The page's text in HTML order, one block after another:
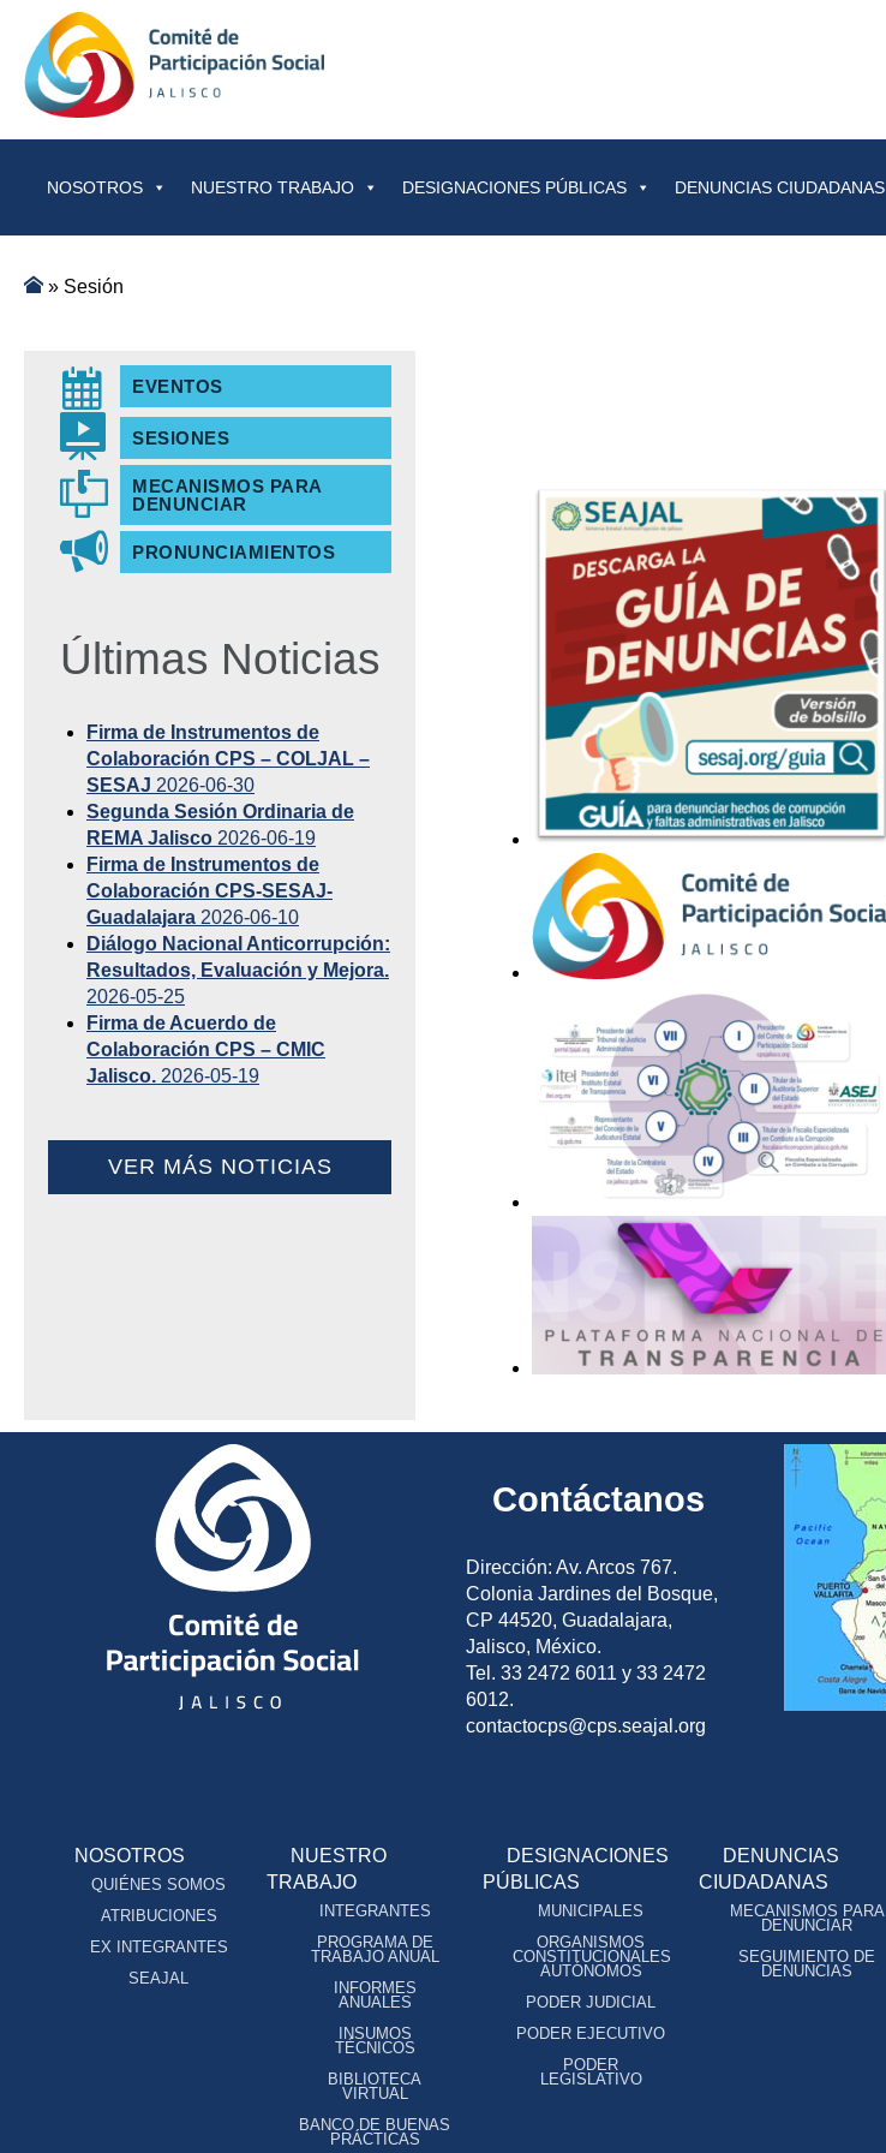
NOSOTROS NUESTRO TRABAJO DESIGNACIONES PÚBLICAS DENUNCIAS CIUDADANAS
» Sesión
EVENTOS
SESIONES
MECANISMOS PARA
DENUNCIAR
PRONUNCIAMIENTOS
Últimas Noticias
Firma de Instrumentos de
Colaboración CPS – COLJAL –
SESAJ 2026-06-30
Segunda Sesión Ordinaria de
REMA Jalisco 2026-06-19
Firma de Instrumentos de
Colaboración CPS-SESAJ-
Guadalajara 2026-06-10
Diálogo Nacional Anticorrupción:
Resultados, Evaluación y Mejora.
2026-05-25
Firma de Acuerdo de
Colaboración CPS – CMIC
Jalisco. 2026-05-19
VER MÁS NOTICIAS
Contáctanos
Dirección: Av. Arcos 767.
Colonia Jardines del Bosque,
CP 44520, Guadalajara,
Jalisco, México.
Tel. 33 2472 6011 y 33 2472
6012.
contactocps@cps.seajal.org
NOSOTROS
QUIÉNES SOMOS
ATRIBUCIONES
EX INTEGRANTES
SEAJAL
NUESTRO
TRABAJO
INTEGRANTES
PROGRAMA DE
TRABAJO ANUAL
INFORMES
ANUALES
INSUMOS
TÉCNICOS
BIBLIOTECA
VIRTUAL
BANCO DE BUENAS
PRÁCTICAS
DESIGNACIONES
PÚBLICAS
MUNICIPALES
ORGANISMOS
CONSTITUCIONALES
AUTÓNOMOS
PODER JUDICIAL
PODER EJECUTIVO
PODER
LEGISLATIVO
DENUNCIAS
CIUDADANAS
MECANISMOS PARA
DENUNCIAR
SEGUIMIENTO DE
DENUNCIAS